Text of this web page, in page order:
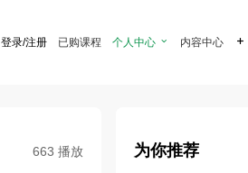
登录/注册 已购课程 个人中心  内容中心 
663 播放 为你推荐